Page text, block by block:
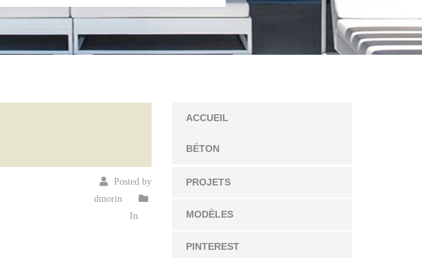
Posted by
dmorin
In
ACCUEIL
BÉTON
PROJETS
MODÈLES
PINTEREST